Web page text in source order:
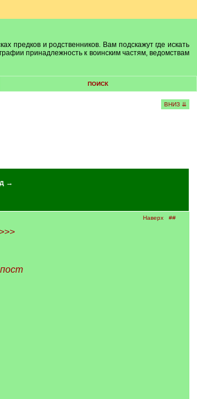
предков и родственников. Вам подскажут где искать
принадлежность к воинским частям, ведомствам
ПОИСК
ВНИЗ ⇊
→
Наверх ##